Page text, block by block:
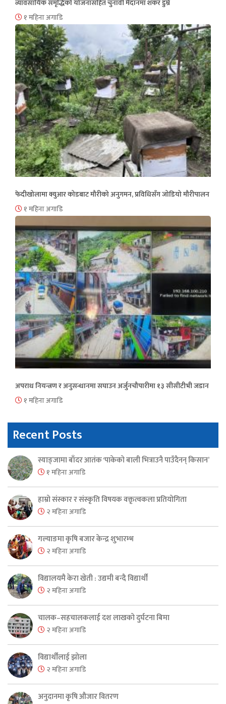
व्यावसायिक समृद्धिको योजनासहित चुनावी मैदानमा शंकर डुम्रे
१ महिना अगाडि
फेदीखोलामा क्युआर कोडबाट मौरीको अनुगमन, प्रविधिसँग जोडियो मौरीपालन
१ महिना अगाडि
अपराध नियन्त्रण र अनुसन्धानमा सघाउन अर्जुनचौपारीमा १३ सीसीटीभी जडान
१ महिना अगाडि
Recent Posts
स्याङ्जामा बाँदर आतंक ‘पाकेको बाली भित्राउनै पाउँदैनन् किसान’
१ महिना अगाडि
हाम्रो संस्कार र संस्कृति विषयक वक्तृत्वकला प्रतियोगिता
२ महिना अगाडि
गल्याङमा कृषि बजार केन्द्र शुभारम्भ
२ महिना अगाडि
विद्यालयमै केरा खेती : उद्यमी बन्दै विद्यार्थी
२ महिना अगाडि
चालक–सहचालकलाई दश लाखको दुर्घटना बिमा
२ महिना अगाडि
विद्यार्थीलाई झोला
२ महिना अगाडि
अनुदानमा कृषि औजार वितरण